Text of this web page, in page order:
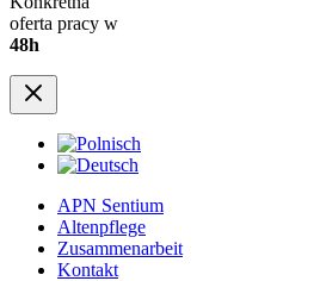
oferta pracy w
48h
APN Sentium
Altenpflege
Zusammenarbeit
Kontakt